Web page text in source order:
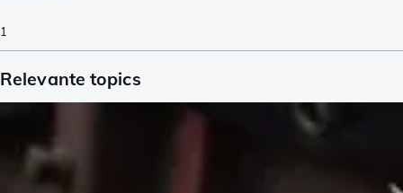
1
Relevante topics